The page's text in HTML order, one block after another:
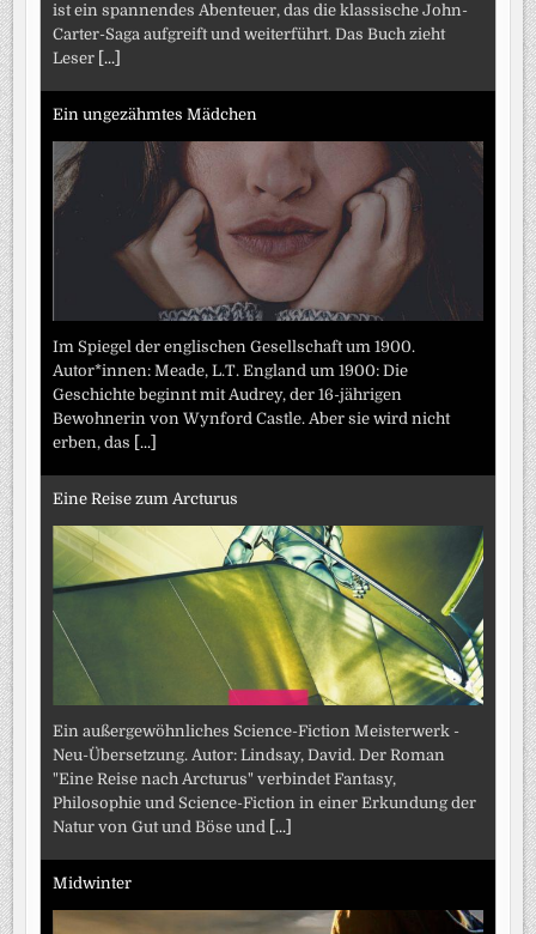
ist ein spannendes Abenteuer, das die klassische John-
Carter-Saga aufgreift und weiterführt. Das Buch zieht
Leser [...]
Ein ungezähmtes Mädchen
Im Spiegel der englischen Gesellschaft um 1900.
Autor*innen: Meade, L.T. England um 1900: Die
Geschichte beginnt mit Audrey, der 16-jährigen
Bewohnerin von Wynford Castle. Aber sie wird nicht
erben, das [...]
Eine Reise zum Arcturus
Ein außergewöhnliches Science-Fiction Meisterwerk -
Neu-Übersetzung. Autor: Lindsay, David. Der Roman
"Eine Reise nach Arcturus" verbindet Fantasy,
Philosophie und Science-Fiction in einer Erkundung der
Natur von Gut und Böse und [...]
Midwinter